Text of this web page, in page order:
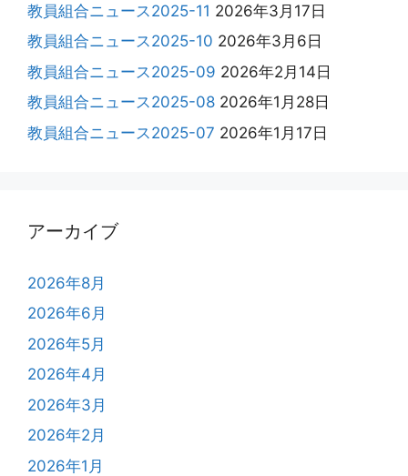
教員組合ニュース2025-11 2026年3月17日
教員組合ニュース2025-10 2026年3月6日
教員組合ニュース2025-09 2026年2月14日
教員組合ニュース2025-08 2026年1月28日
教員組合ニュース2025-07 2026年1月17日
アーカイブ
2026年8月
2026年6月
2026年5月
2026年4月
2026年3月
2026年2月
2026年1月